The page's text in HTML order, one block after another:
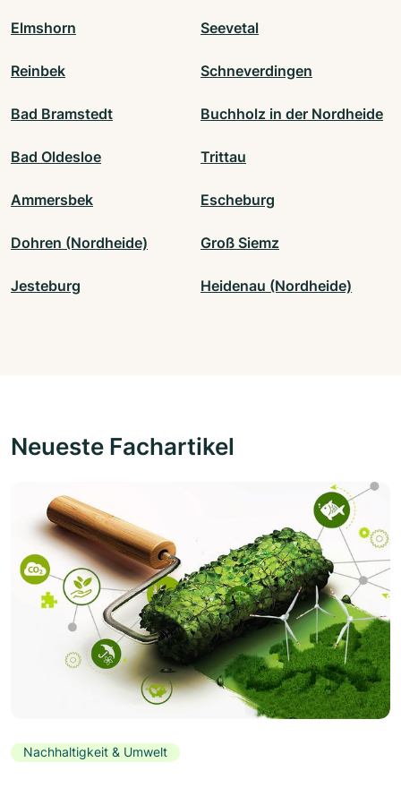
Elmshorn Seevetal
Reinbek Schneverdingen
Bad Bramstedt Buchholz in der Nordheide
Bad Oldesloe Trittau
Ammersbek Escheburg
Dohren (Nordheide) Groß Siemz
Jesteburg Heidenau (Nordheide)
Neueste Fachartikel
Nachhaltigkeit & Umwelt